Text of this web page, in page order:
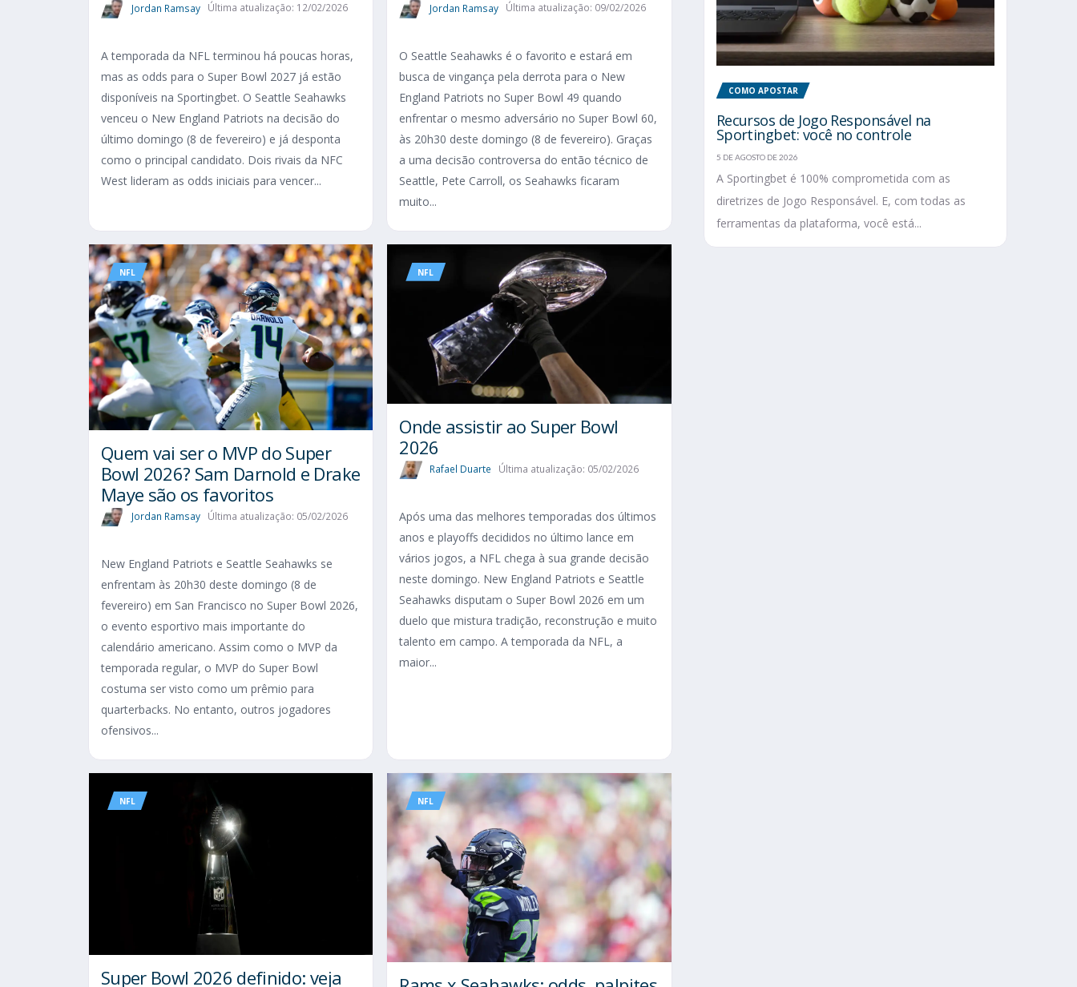
Jordan Ramsay Última atualização: 12/02/2026
A temporada da NFL terminou há poucas horas,
mas as odds para o Super Bowl 2027 já estão
disponíveis na Sportingbet. O Seattle Seahawks
venceu o New England Patriots na decisão do
último domingo (8 de fevereiro) e já desponta
como o principal candidato. Dois rivais da NFC
West lideram as odds iniciais para vencer...
Jordan Ramsay Última atualização: 09/02/2026
O Seattle Seahawks é o favorito e estará em
busca de vingança pela derrota para o New
England Patriots no Super Bowl 49 quando
enfrentar o mesmo adversário no Super Bowl 60,
às 20h30 deste domingo (8 de fevereiro). Graças
a uma decisão controversa do então técnico de
Seattle, Pete Carroll, os Seahawks ficaram
muito...
NFL
Quem vai ser o MVP do Super
Bowl 2026? Sam Darnold e Drake
Maye são os favoritos
Jordan Ramsay Última atualização: 05/02/2026
New England Patriots e Seattle Seahawks se
enfrentam às 20h30 deste domingo (8 de
fevereiro) em San Francisco no Super Bowl 2026,
o evento esportivo mais importante do
calendário americano. Assim como o MVP da
temporada regular, o MVP do Super Bowl
costuma ser visto como um prêmio para
quarterbacks. No entanto, outros jogadores
ofensivos...
NFL
Onde assistir ao Super Bowl
2026
Rafael Duarte Última atualização: 05/02/2026
Após uma das melhores temporadas dos últimos
anos e playoffs decididos no último lance em
vários jogos, a NFL chega à sua grande decisão
neste domingo. New England Patriots e Seattle
Seahawks disputam o Super Bowl 2026 em um
duelo que mistura tradição, reconstrução e muito
talento em campo. A temporada da NFL, a
maior...
NFL
Super Bowl 2026 definido: veja
NFL
COMO APOSTAR
Recursos de Jogo Responsável na
Sportingbet: você no controle
5 DE AGOSTO DE 2026
A Sportingbet é 100% comprometida com as
diretrizes de Jogo Responsável. E, com todas as
ferramentas da plataforma, você está...